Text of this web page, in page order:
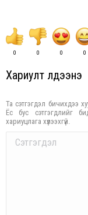
0 0 0 0
Хариулт үлдээнэ үү
Та сэтгэгдэл бичихдээ
Ёс бус сэтгэгдлийг
хариуцлага хүлээхгүй.
Comment